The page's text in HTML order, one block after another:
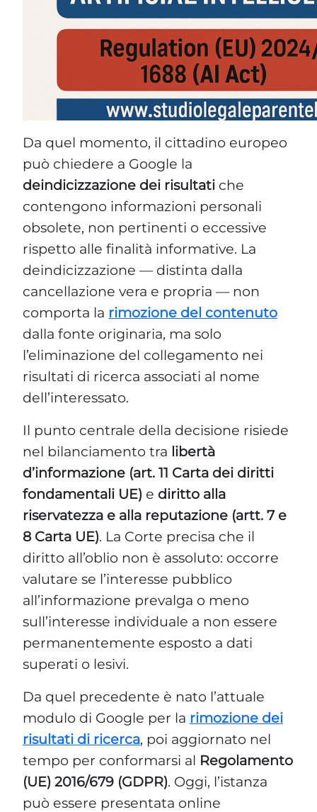
Da quel momento, il cittadino europeo
può chiedere a Google la
deindicizzazione dei risultati che
contengono informazioni personali
obsolete, non pertinenti o eccessive
rispetto alle finalità informative. La
deindicizzazione — distinta dalla
cancellazione vera e propria — non
comporta la rimozione del contenuto
dalla fonte originaria, ma solo
l’eliminazione del collegamento nei
risultati di ricerca associati al nome
dell’interessato.
Il punto centrale della decisione risiede
nel bilanciamento tra libertà
d’informazione (art. 11 Carta dei diritti
fondamentali UE) e diritto alla
riservatezza e alla reputazione (artt. 7 e
8 Carta UE). La Corte precisa che il
diritto all’oblio non è assoluto: occorre
valutare se l’interesse pubblico
all’informazione prevalga o meno
sull’interesse individuale a non essere
permanentemente esposto a dati
superati o lesivi.
Da quel precedente è nato l’attuale
modulo di Google per la rimozione dei
risultati di ricerca, poi aggiornato nel
tempo per conformarsi al Regolamento
(UE) 2016/679 (GDPR). Oggi, l’istanza
può essere presentata online